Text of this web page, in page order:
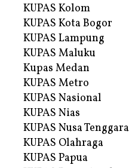
KUPAS Kolom
KUPAS Kota Bogor
KUPAS Lampung
KUPAS Maluku
Kupas Medan
KUPAS Metro
KUPAS Nasional
KUPAS Nias
KUPAS Nusa Tenggara
KUPAS Olahraga
KUPAS Papua